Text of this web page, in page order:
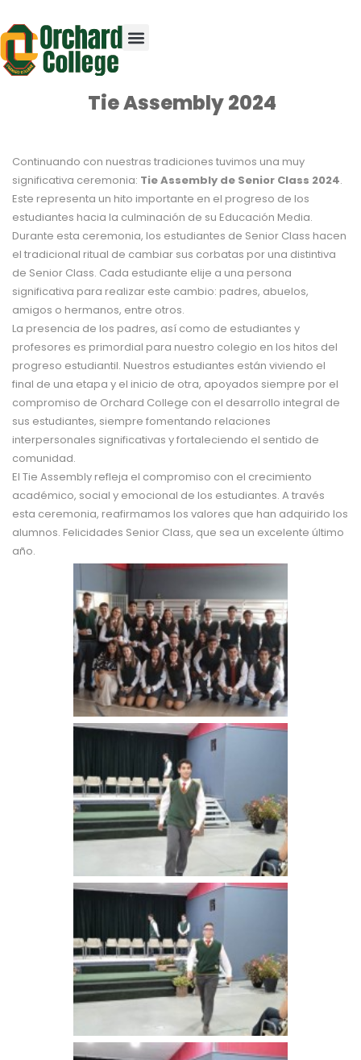
Tie Assembly 2024
Continuando con nuestras tradiciones tuvimos una muy
significativa ceremonia: Tie Assembly de Senior Class 2024.
Este representa un hito importante en el progreso de los
estudiantes hacia la culminación de su Educación Media.
Durante esta ceremonia, los estudiantes de Senior Class hacen
el tradicional ritual de cambiar sus corbatas por una distintiva
de Senior Class. Cada estudiante elije a una persona
significativa para realizar este cambio: padres, abuelos,
amigos o hermanos, entre otros.
La presencia de los padres, así como de estudiantes y
profesores es primordial para nuestro colegio en los hitos del
progreso estudiantil. Nuestros estudiantes están viviendo el
final de una etapa y el inicio de otra, apoyados siempre por el
compromiso de Orchard College con el desarrollo integral de
sus estudiantes, siempre fomentando relaciones
interpersonales significativas y fortaleciendo el sentido de
comunidad.
El Tie Assembly refleja el compromiso con el crecimiento
académico, social y emocional de los estudiantes. A través
esta ceremonia, reafirmamos los valores que han adquirido los
alumnos. Felicidades Senior Class, que sea un excelente último
año.